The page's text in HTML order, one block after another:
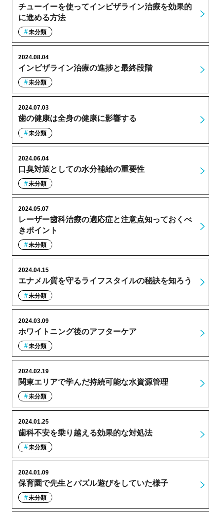
チューイーを使ってインビザライン治療を効果的
に進める方法
未分類
インビザライン治療の進捗と最終段階
2024.08.04
未分類
歯の健康は全身の健康に影響する
2024.07.03
未分類
口臭対策としての水分補給の重要性
2024.06.04
未分類
レーザー歯科治療の適応症と注意点知っておくべ
きポイント
2024.05.07
未分類
エナメル質を守るライフスタイルの秘訣を知ろう
2024.04.15
未分類
ホワイトニング後のアフターケア
2024.03.09
未分類
関東エリアで学んだ持続可能な水資源管理
2024.02.19
未分類
歯科不安を乗り越える効果的な対処法
2024.01.25
未分類
保育園で先生とパズル遊びをしていた様子
2024.01.09
未分類